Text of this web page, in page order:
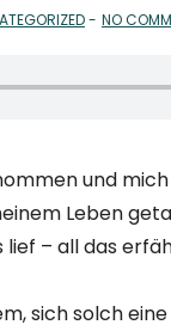
NO
und
Leben
– all das
sich solch